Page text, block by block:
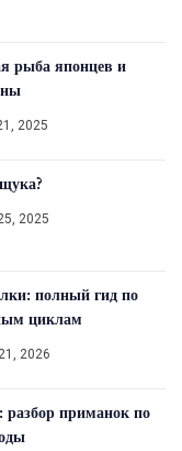
рыба японцев и
2025
2025
полный гид по
циклам
2026
приманок по